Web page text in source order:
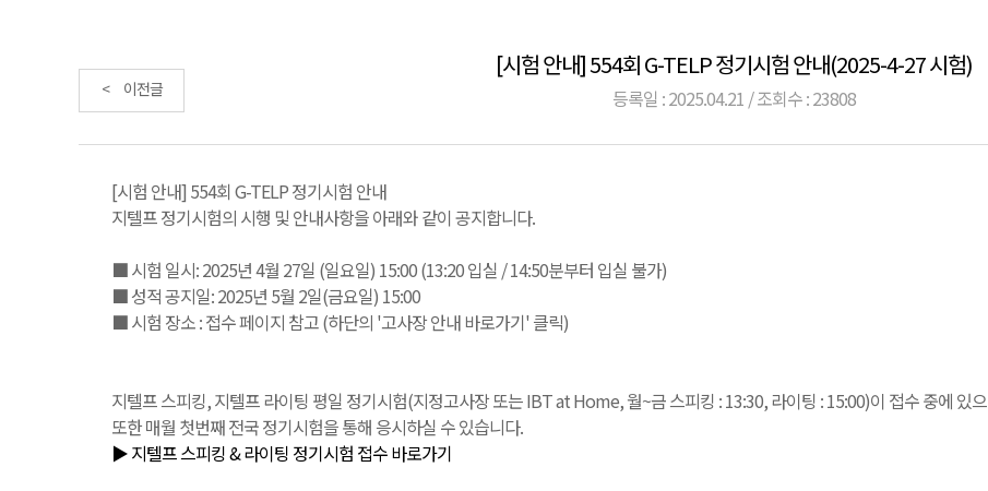
[시험 안내] 554회 G-TELP 정기시험 안내(2025-4-27 시험)
등록일 : 2025.04.21 / 조회수 : 23808
< 이전글
[시험 안내] 554회 G-TELP 정기시험 안내
지텔프 정기시험의 시행 및 안내사항을 아래와 같이 공지합니다.
■ 시험 일시: 2025년 4월 27일 (일요일) 15:00 (13:20 입실 / 14:50분부터 입실 불가)
■ 성적 공지일: 2025년 5월 2일(금요일) 15:00
■ 시험 장소 : 접수 페이지 참고 (하단의 '고사장 안내 바로가기' 클릭)
지텔프 스피킹, 지텔프 라이팅 평일 정기시험(지정고사장 또는 IBT at Home, 월~금 스피킹 : 13:30, 라이팅 : 15:00)이 접수 중에 있
또한 매월 첫번째 전국 정기시험을 통해 응시하실 수 있습니다.
▶ 지텔프 스피킹 & 라이팅 정기시험 접수 바로가기